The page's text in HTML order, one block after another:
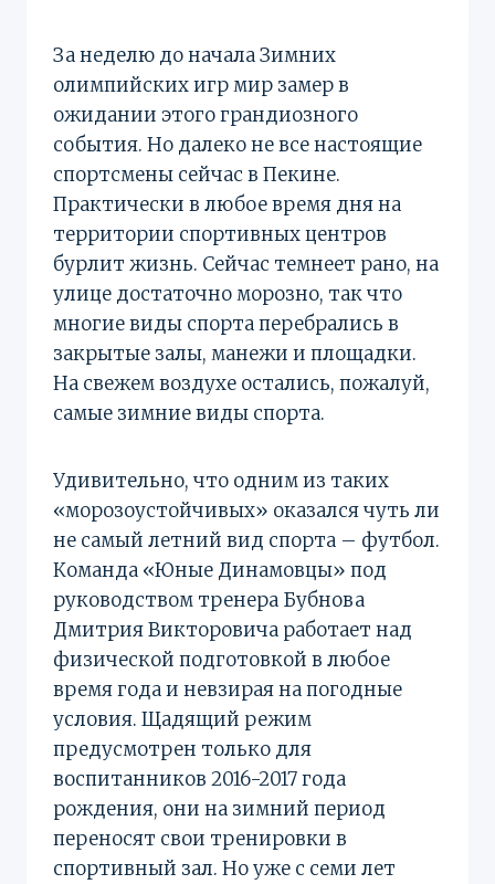
За неделю до начала Зимних
олимпийских игр мир замер в
ожидании этого грандиозного
события. Но далеко не все настоящие
спортсмены сейчас в Пекине.
Практически в любое время дня на
территории спортивных центров
бурлит жизнь. Сейчас темнеет рано, на
улице достаточно морозно, так что
многие виды спорта перебрались в
закрытые залы, манежи и площадки.
На свежем воздухе остались, пожалуй,
самые зимние виды спорта.
Удивительно, что одним из таких
«морозоустойчивых» оказался чуть ли
не самый летний вид спорта – футбол.
Команда «Юные Динамовцы» под
руководством тренера Бубнова
Дмитрия Викторовича работает над
физической подготовкой в любое
время года и невзирая на погодные
условия. Щадящий режим
предусмотрен только для
воспитанников 2016-2017 года
рождения, они на зимний период
переносят свои тренировки в
спортивный зал. Но уже с семи лет